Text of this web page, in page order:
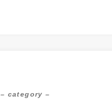
– category –